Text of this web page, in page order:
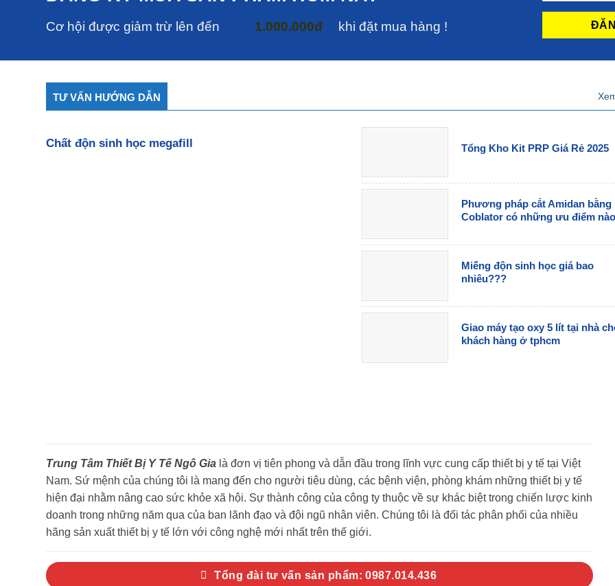
Cơ hội được giảm trừ lên đến 1.000.000đ khi đặt mua hàng !
TƯ VẤN HƯỚNG DẪN
Chất độn sinh học megafill Tổng Kho Kit PRP Giá Rẻ 2025
Phương pháp cắt Amidan bằng
Coblator có những ưu điểm
Miếng độn sinh học giá bao
nhiêu???
Giao máy tạo oxy 5 lít tại nhà
khách hàng ở tphcm
Trung Tâm Thiết Bị Y Tế Ngô Gia là đơn vị tiên phong và dẫn đầu trong lĩnh vực cung cấp thiết bị y tế tại Việt
Nam. Sứ mệnh của chúng tôi là mang đến cho người tiêu dùng, các bệnh viện, phòng khám những thiết bị y tế
hiện đại nhằm nâng cao sức khỏe xã hội. Sự thành công của công ty thuộc về sự khác biệt trong chiến lược kinh
doanh trong những năm qua của ban lãnh đạo và đội ngũ nhân viên. Chúng tôi là đối tác phân phối của nhiều
hãng sản xuất thiết bị y tế lớn với công nghệ mới nhất trên thế giới.
Tổng đài tư vấn sản phẩm: 0987.014.436